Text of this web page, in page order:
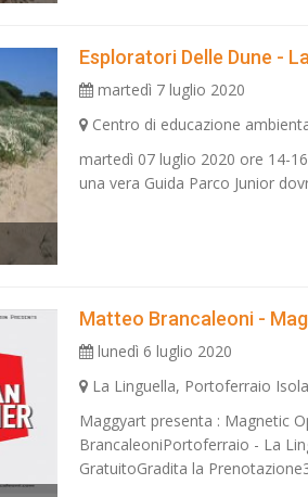
Esploratori Delle Dune -
martedì 7 luglio 2020
Centro di educazione
martedì 07 luglio 2020 ore 14-
una vera Guida Parco Junior
Matteo Brancaleoni -
lunedì 6 luglio 2020
La Linguella, Portoferraio
Maggyart presenta : Magnetic
BrancaleoniPortoferraio - La
GratuitoGradita la